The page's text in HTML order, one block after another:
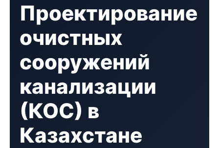
Проектирование
очистных
сооружений
канализации
(КОС) в
Казахстане